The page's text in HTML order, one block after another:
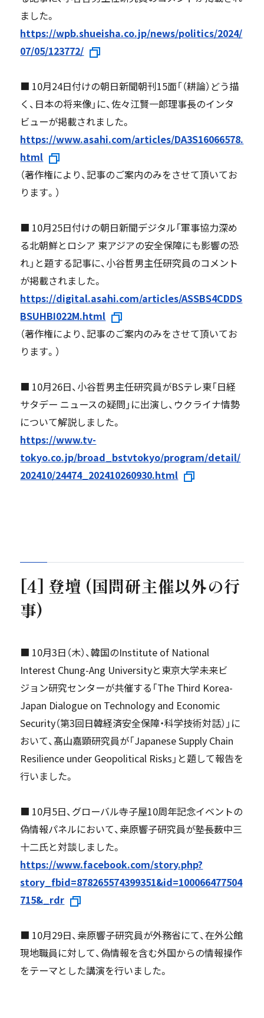
ました。
https://wpb.shueisha.co.jp/news/politics/2024/
07/05/123772/
■ 10月24日付けの朝日新聞朝刊15面「（耕論）どう描
く、日本の将来像」に、佐々江賢一郎理事長のインタ
ビューが掲載されました。
https://www.asahi.com/articles/DA3S16066578.
html
（著作権により、記事のご案内のみをさせて頂いてお
ります。）
■ 10月25日付けの朝日新聞デジタル「軍事協力深め
る北朝鮮とロシア 東アジアの安全保障にも影響の恐
れ」と題する記事に、小谷哲男主任研究員のコメント
が掲載されました。
https://digital.asahi.com/articles/ASSBS4CDDS
BSUHBI022M.html
（著作権により、記事のご案内のみをさせて頂いてお
ります。）
■ 10月26日、小谷哲男主任研究員がBSテレ東「日経
サタデー ニュースの疑問」に出演し、ウクライナ情勢
について解説しました。
https://www.tv-
tokyo.co.jp/broad_bstvtokyo/program/detail/
202410/24474_202410260930.html
[4] 登壇 (国問研主催以外の行
事)
■ 10月3日（木）、韓国のInstitute of National
Interest Chung-Ang Universityと東京大学未来ビ
ジョン研究センターが共催する「The Third Korea-
Japan Dialogue on Technology and Economic
Security（第3回日韓経済安全保障・科学技術対話）」に
おいて、髙山嘉顕研究員が「Japanese Supply Chain
Resilience under Geopolitical Risks」と題して報告を
行いました。
■ 10月5日、グローバル寺子屋10周年記念イベントの
偽情報パネルにおいて、桒原響子研究員が塾長薮中三
十二氏と対談しました。
https://www.facebook.com/story.php?
story_fbid=878265574399351&id=100066477504
715&_rdr
■ 10月29日、桒原響子研究員が外務省にて、在外公館
現地職員に対して、偽情報を含む外国からの情報操作
をテーマとした講演を行いました。